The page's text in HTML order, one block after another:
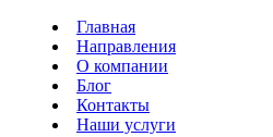
Главная
Направления
О компании
Блог
Контакты
Наши услуги